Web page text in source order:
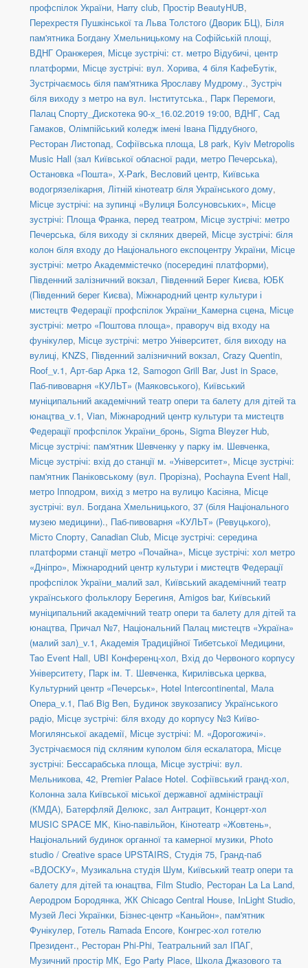
профспілок України, Harry club, Простір BeautyHUB,
Перехрестя Пушкінської та Льва Толстого (Дворик БЦ), Біля
пам'ятника Богдану Хмельницькому на Софійській площі,
ВДНГ Оранжерея, Місце зустрічі: ст. метро Відубичі, центр
платформи, Місце зустрічі: вул. Хорива, 4 біля КафеБутік,
Зустрічаємось біля пам'ятника Ярославу Мудрому., Зустріч
біля виходу з метро на вул. Інститутська., Парк Перемоги,
Палац Спорту_Дискотека 90-х_16.02.2019 19:00, ВДНГ, Сад
Гамаков, Олімпійський коледж імені Івана Піддубного,
Ресторан Листопад, Софіївська площа, L8 park, Kyiv Metropolis
Music Hall (зал Київської обласної ради, метро Печерська),
Остановка «Пошта», X-Park, Весловий центр, Київська
водогрязелікарня, Літній кінотеатр біля Українського дому,
Місце зустрічі: на зупинці «Вулиця Болсуновських», Місце
зустрічі: Площа Франка, перед театром, Місце зустрічі: метро
Печерська, біля виходу зі скляних дверей, Місце зустрічі: біля
колон біля входу до Національного експоцентру України, Місце
зустрічі: метро Академмістечко (посередині платформи),
Південний залізничний вокзал, Південний Берег Києва, ЮБК
(Південний берег Києва), Міжнародний центр культури і
мистецтв Федерації профспілок України_Камерна сцена, Місце
зустрічі: метро «Поштова площа», праворуч від входу на
фунікулер, Місце зустрічі: метро Університет, біля виходу на
вулиці, KNZS, Південний залізничний вокзал, Crazy Quentin,
Roof_v.1, Арт-бар Арка 12, Samogon Grill Bar, Just in Space,
Паб-пивоварня «КУЛЬТ» (Маяковського), Київський
муніципальний академічний театр опери та балету для дітей та
юнацтва_v.1, Vian, Міжнародний центр культури та мистецтв
Федерації профспілок України_бронь, Sigma Bleyzer Hub,
Місце зустрічі: пам'ятник Шевченку у парку ім. Шевченка,
Місце зустрічі: вхід до станції м. «Університет», Місце зустрічі:
пам'ятник Паніковському (вул. Прорізна), Pochayna Event Hall,
метро Іпподром, вихід з метро на вулицю Касіяна, Місце
зустрічі: вул. Богдана Хмельницького, 37 (біля Національного
музею медицини)., Паб-пивоварня «КУЛЬТ» (Ревуцького),
Місто Спорту, Canadian Club, Місце зустрічі: середина
платформи станції метро «Почайна», Місце зустрічі: хол метро
«Дніпро», Міжнародний центр культури і мистецтв Федерації
профспілок України_малий зал, Київський академічний театр
українського фольклору Берегиня, Amigos bar, Київський
муніципальний академічний театр опери та балету для дітей та
юнацтва, Причал №7, Національний Палац мистецтв «Україна»
(малий зал)_v.1, Академія Традиційної Тибетської Медицини,
Tao Event Hall, UBI Конференц-хол, Вхід до Червоного корпусу
Університету, Парк ім. Т. Шевченка, Кирилівська церква,
Культурний центр «Печерськ», Hotel Intercontinental, Мала
Опера_v.1, Паб Big Ben, Будинок звукозапису Українського
радіо, Місце зустрічі: біля входу до корпусу №3 Київо-
Могилянської академії, Місце зустрічі: М. «Дорогожичі».
Зустрічаємося під скляним куполом біля ескалатора, Місце
зустрічі: Бессарабська площа, Місце зустрічі: вул.
Мельникова, 42, Premier Palace Hotel. Софіївський гранд-хол,
Колонна зала Київської міської державної адміністрації
(КМДА), Батерфляй Делюкс, зал Антрацит, Концерт-хол
MUSIC SPACE MK, Кіно-павільйон, Кінотеатр «Жовтень»,
Національний будинок органної та камерної музики, Photo
studio / Creative space UPSTAIRS, Студія 75, Гранд-паб
«ВДОСКУ», Музикальна студія Шум, Київський театр опери та
балету для дітей та юнацтва, Film Studio, Ресторан La La Land,
Аеродром Бородянка, ЖК Chicago Central House, InLight Studio,
Музей Лесі Українки, Бізнес-центр «Каньйон», пам'ятник
Фунікулер, Готель Ramada Encore, Конгрес-хол готелю
Президент., Ресторан Phi-Phi, Театральний зал ІПАГ,
Музичний простір МК, Ego Party Place, Школа Джазового та